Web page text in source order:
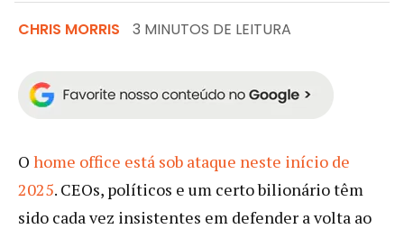
CHRIS MORRIS 3 MINUTOS DE LEITURA
O home office está sob ataque neste início de
2025. CEOs, políticos e um certo bilionário têm
sido cada vez insistentes em defender a volta ao